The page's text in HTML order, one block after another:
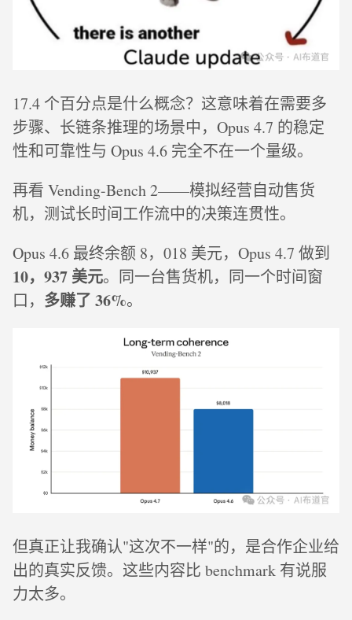
17.4 个百分点是什么概念？这意味着在需要多
步骤、长链条推理的场景中，Opus 4.7 的稳定
性和可靠性与 Opus 4.6 完全不在一个量级。
再看 Vending-Bench 2——模拟经营自动售货
机，测试长时间工作流中的决策连贯性。
Opus 4.6 最终余额 8，018 美元，Opus 4.7 做到
10，937 美元。同一台售货机，同一个时间窗
口， 多赚了 36%。
但真正让我确认"这次不一样"的，是合作企业给
出的真实反馈。这些内容比 benchmark 有说服
力太多。